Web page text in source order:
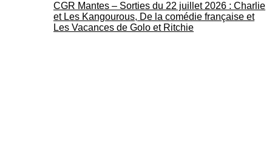
CGR Mantes – Sorties du 22 juillet 2026 : Charlie
et Les Kangourous, De la comédie française et
Les Vacances de Golo et Ritchie